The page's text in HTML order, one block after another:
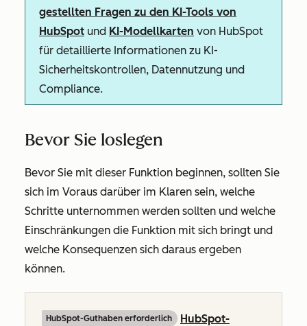
gestellten Fragen zu den KI-Tools von
HubSpot und KI-Modellkarten von HubSpot
für detaillierte Informationen zu KI-
Sicherheitskontrollen, Datennutzung und
Compliance.
Bevor Sie loslegen
Bevor Sie mit dieser Funktion beginnen, sollten Sie
sich im Voraus darüber im Klaren sein, welche
Schritte unternommen werden sollten und welche
Einschränkungen die Funktion mit sich bringt und
welche Konsequenzen sich daraus ergeben
können.
HubSpot-Guthaben erforderlich
HubSpot-